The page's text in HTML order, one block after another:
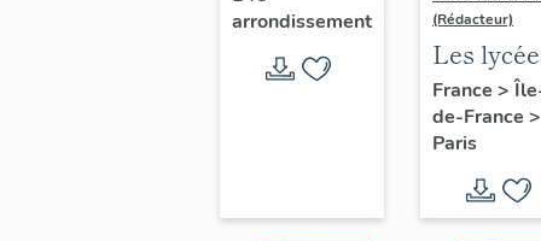
arrondissement
(Rédacteur)
Les
Jean-
Dondel
Roger
Dhuit
France >
de-France >
Paris